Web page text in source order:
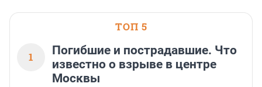
ТОП 5
1
Погибшие и пострадавшие. Что
известно о взрыве в центре
Москвы